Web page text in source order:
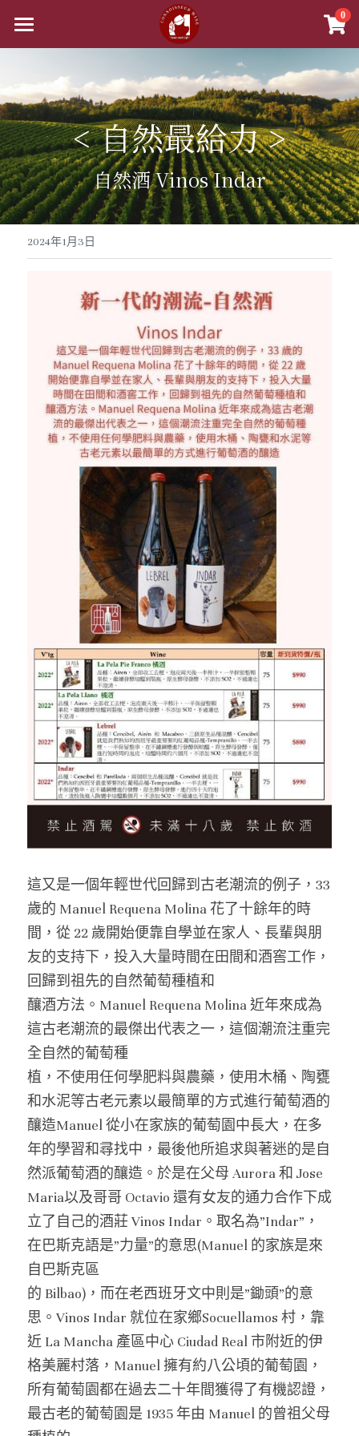
0
商品
所有商品分類
甜酒
黎巴嫩 Lebanon
紅酒 red wine
美國U.S.A
美國｜進階選酒
美國｜日常選酒
紅酒 red wine
白酒 white wine
精選白酒 white wine
阿根廷 Argentina
阿根廷｜收藏級珍藏
阿根廷｜日常選酒
紅酒 red wine
白酒 white wine
紐西蘭 New Zealand
紐西蘭｜日常選酒
白酒 white wine
澳洲 Australia
澳洲 ｜收藏級珍藏
澳洲 ｜日常選酒
白酒 white wine
紅酒 red wine
智利 Chile
智利｜收藏級珍藏
智利｜日常選酒
紅酒 red wine
白酒 white wine
德國 Germany
德國｜精選紅酒
德國｜精選白酒
西班牙 Spain
西班牙｜收藏級珍藏
西班牙｜日常選酒
紅酒 red wine
義大利 Italy
義大利｜日常選酒
義大利｜收藏級珍藏
義大利｜進階選酒
氣泡酒 sparkling
白酒 white wine
紅酒 red wine
香檳champange
香檳｜收藏級珍藏
香檳｜進階選酒
香檳｜日常選酒
法國 France
法國｜日常選酒
法國｜收藏級珍藏
白酒 white wine
紅酒 red wine
勃艮第Bourgogne
勃根地｜收藏級珍藏
勃根地｜日常選酒
勃根地｜進階選酒
波爾多Bordeaux
波爾多列級酒｜頂級珍藏
波爾多收藏級選酒
波爾多列級酒｜常規
波爾多日常選酒
舊世界
法國
法國｜日常選酒
法國｜收藏級珍藏
勃根地
勃根地｜日常選酒
勃根地｜收藏級珍藏
波爾多
波爾多列級酒｜頂級珍藏
波爾多｜日常
波爾多｜收藏級
西班牙｜日常選酒
西班牙｜收藏級珍藏
德國
德國｜精選白酒
德國｜精選紅酒
義大利
義大利｜日常選酒
義大利｜進階選酒
義大利｜收藏級珍藏
匈牙利
匈牙利｜甜酒
新世界
美國
美國｜日常選酒
美國｜頂級膜拜酒
智利
智利｜進階選酒
阿根廷｜日常選酒
阿根廷｜進階選酒
澳洲
澳洲｜日常選酒
澳洲｜收藏級珍藏
黎巴嫩
黎巴嫩｜精選白酒
黎巴嫩｜精選紅酒
香檳氣泡酒
香檳｜日常選酒
香檳｜收藏級珍藏
聯絡我們
< 自然最給力 >
自然酒 Vinos Indar
2024年1月3日
這又是一個年輕世代回歸到古老潮流的例子，33
歲的 Manuel Requena Molina 花了十餘年的時
間，從 22 歲開始便靠自學並在家人、長輩與朋
友的支持下，投入大量時間在田間和酒窖工作，
回歸到祖先的自然葡萄種植和
釀酒方法。Manuel Requena Molina 近年來成為
這古老潮流的最傑出代表之一，這個潮流注重完
全自然的葡萄種
植，不使用任何學肥料與農藥，使用木桶、陶甕
和水泥等古老元素以最簡單的方式進行葡萄酒的
釀造Manuel 從小在家族的葡萄園中長大，在多
年的學習和尋找中，最後他所追求與著迷的是自
然派葡萄酒的釀造。於是在父母 Aurora 和 Jose
Maria以及哥哥 Octavio 還有女友的通力合作下成
立了自己的酒莊 Vinos Indar。取名為”Indar”，
在巴斯克語是”力量”的意思(Manuel 的家族是來
自巴斯克區
的 Bilbao)，而在老西班牙文中則是”鋤頭”的意
思。Vinos Indar 就位在家鄉Socuellamos 村，靠
近 La Mancha 產區中心 Ciudad Real 市附近的伊
格美麗村落，Manuel 擁有約八公頃的葡萄園，
所有葡萄園都在過去二十年間獲得了有機認證，
最古老的葡萄園是 1935 年由 Manuel 的曾祖父母
×
商品分類
精選白酒 white wine
紅酒 red wine
白酒 white wine
波爾多日常選酒
勃根地｜進階選酒
勃根地｜收藏級珍藏
香檳｜日常選酒
香檳｜進階選酒
香檳｜收藏級珍藏
義大利｜收藏級珍藏
義大利｜進階選酒
義大利｜日常選酒
西班牙｜日常選酒
西班牙｜收藏級珍藏
德國｜精選紅酒
德國｜精選白酒
法國｜收藏級珍藏
法國｜日常選酒
智利｜收藏級珍藏
美國｜日常選酒
澳洲 ｜日常選酒
澳洲 ｜收藏級珍藏
阿根廷｜日常選酒
阿根廷｜收藏級珍藏
美國｜進階選酒
美國｜頂級膜拜酒